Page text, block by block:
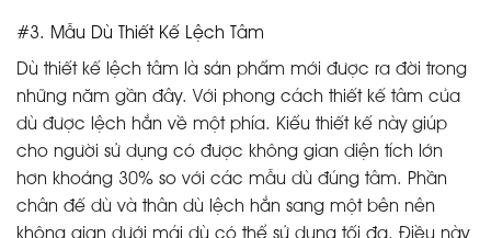
#3. Mẫu Dù Thiết Kế Lệch Tâm
Dù thiết kế lệch tâm là sản phẩm mới được ra đời trong
những năm gần đây. Với phong cách thiết kế tâm của
dù được lệch hẳn về một phía. Kiểu thiết kế này giúp
cho người sử dụng có được không gian diện tích lớn
hơn khoảng 30% so với các mẫu dù đúng tâm. Phần
chân đế dù và thân dù lệch hẳn sang một bên nên
không gian dưới mái dù có thể sử dụng tối đa. Điều này